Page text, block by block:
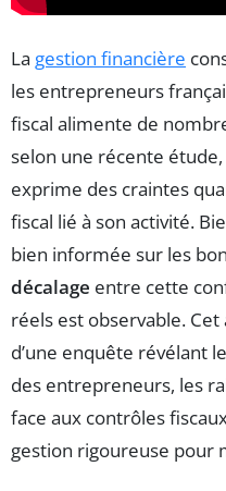
La gestion financière
les entrepreneurs
fiscal alimente de
selon une récente étude,
exprime des craintes
fiscal lié à son activité.
bien informée sur les
décalage entre cette
réels est observable.
d’une enquête révélant
des entrepreneurs, les
face aux contrôles
gestion rigoureuse pour